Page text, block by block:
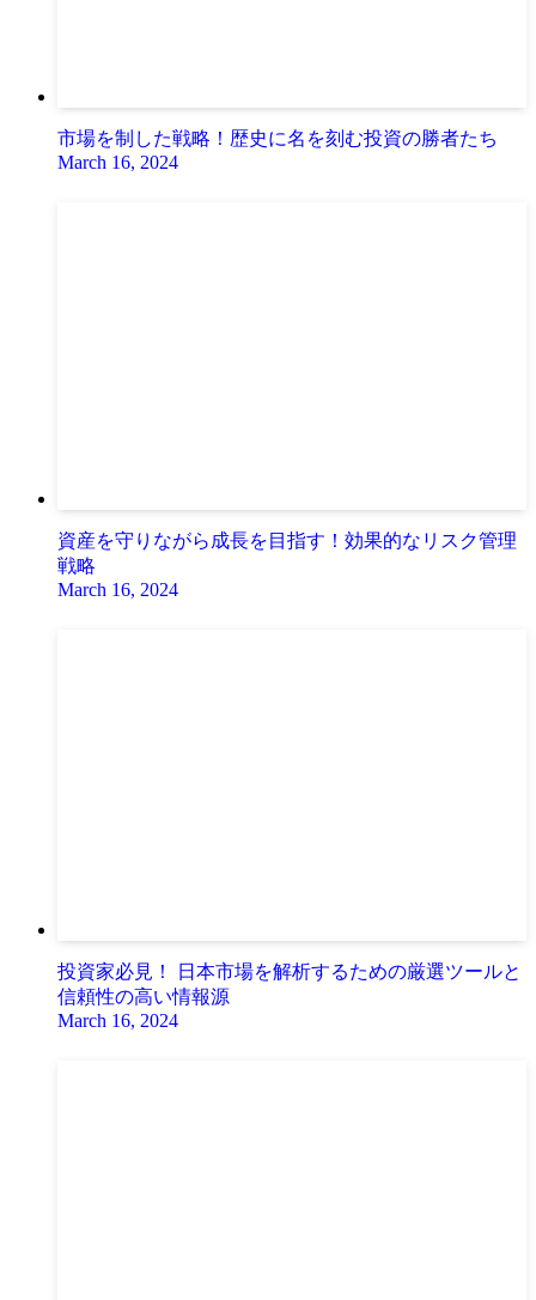
市場を制した戦略！歴史に名を刻む投資の勝者たち
March 16, 2024
資産を守りながら成長を目指す！効果的なリスク管理
戦略
March 16, 2024
投資家必見！ 日本市場を解析するための厳選ツールと
信頼性の高い情報源
March 16, 2024